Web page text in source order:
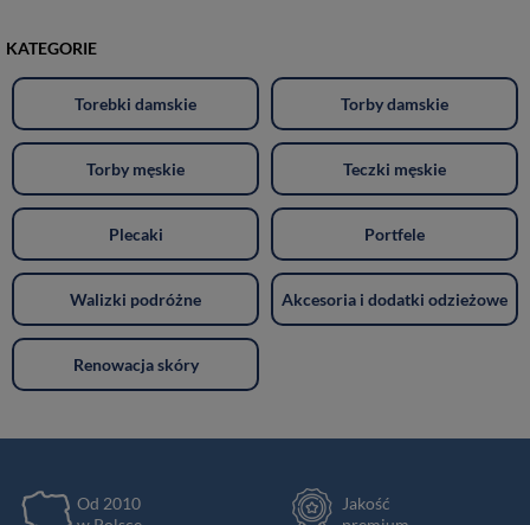
KATEGORIE
Torebki damskie Torby damskie
Torby męskie Teczki męskie
Plecaki Portfele
Walizki podróżne Akcesoria i dodatki odzieżowe
Renowacja skóry
Od 2010
Jakość